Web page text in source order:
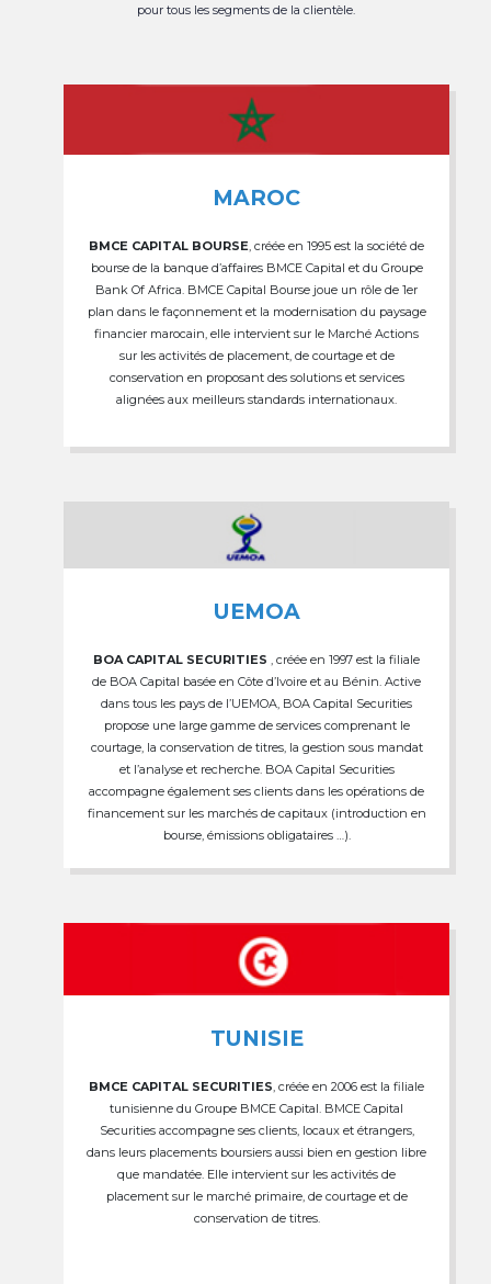
pour tous les segments de la clientèle.
MAROC
BMCE CAPITAL BOURSE , créée en 1995 est la société de
bourse de la banque d’affaires BMCE Capital et du Groupe
Bank Of Africa. BMCE Capital Bourse joue un rôle de 1er
plan dans le façonnement et la modernisation du paysage
financier marocain, elle intervient sur le Marché Actions
sur les activités de placement, de courtage et de
conservation en proposant des solutions et services
alignées aux meilleurs standards internationaux.
UEMOA
BOA CAPITAL SECURITIES , créée en 1997 est la filiale
de BOA Capital basée en Côte d’Ivoire et au Bénin. Active
dans tous les pays de l’UEMOA, BOA Capital Securities
propose une large gamme de services comprenant le
courtage, la conservation de titres, la gestion sous mandat
et l’analyse et recherche. BOA Capital Securities
accompagne également ses clients dans les opérations de
financement sur les marchés de capitaux (introduction en
bourse, émissions obligataires …).
TUNISIE
BMCE CAPITAL SECURITIES , créée en 2006 est la filiale
tunisienne du Groupe BMCE Capital. BMCE Capital
Securities accompagne ses clients, locaux et étrangers,
dans leurs placements boursiers aussi bien en gestion libre
que mandatée. Elle intervient sur les activités de
placement sur le marché primaire, de courtage et de
conservation de titres.